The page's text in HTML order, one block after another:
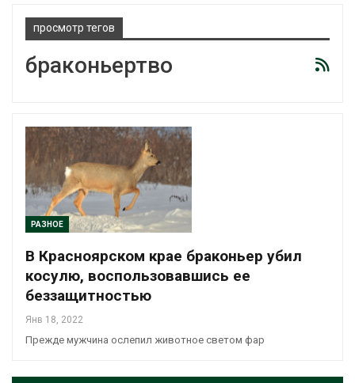
просмотр тегов
браконьертво
РАЗНОЕ
В Красноярском крае браконьер убил
косулю, воспользовавшись ее
беззащитностью
Янв 18, 2022
Прежде мужчина ослепил животное светом фар